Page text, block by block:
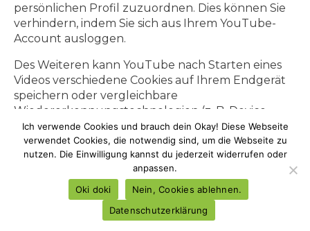
persönlichen Profil zuzuordnen. Dies können Sie
verhindern, indem Sie sich aus Ihrem YouTube-
Account ausloggen.
Des Weiteren kann YouTube nach Starten eines
Videos verschiedene Cookies auf Ihrem Endgerät
speichern oder vergleichbare
Wiedererkennungstechnologien (z. B. Device-
Fingerprinting) einsetzen. Auf diese Weise kann
YouTube Informationen über Besucher dieser
Website erhalten. Diese Informationen werden
u. a. verwendet, um Videostatistiken zu erfassen,
die Anwenderfreundlichkeit zu verbessern und
Betrugsversuchen vorzubeugen.
Ich verwende Cookies und brauch dein Okay! Diese Webseite
verwendet Cookies, die notwendig sind, um die Webseite zu
nutzen. Die Einwilligung kannst du jederzeit widerrufen oder
anpassen.
Oki doki
Nein, Cookies ablehnen.
Datenschutzerklärung